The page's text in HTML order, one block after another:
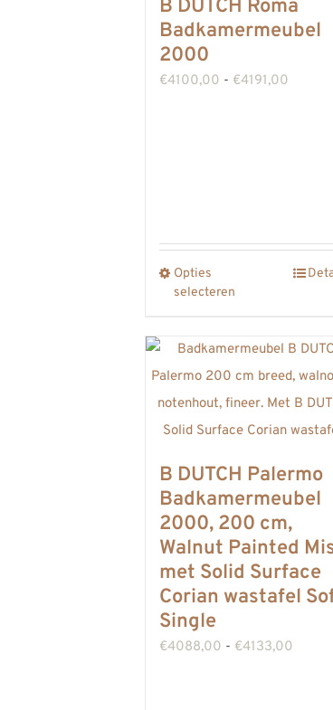
B DUTCH Roma
Badkamermeubel
2000
€4100,00 - €4191,00
Opties
selecteren
meerdere
variaties.
Deze
optie
kan
gekozen
worden
op
de
productpagina
B DUTCH Palermo
Badkamermeubel
2000, 200 cm,
Walnut Painted
met Solid Surface
Corian wastafel
Single
€4088,00 - €4133,00